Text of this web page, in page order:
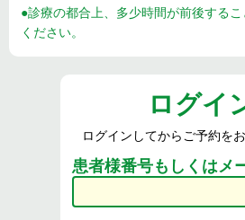
●診療の都合上、多少時間が前後する
ください。
ログイ
ログインしてからご予約を
患者様番号もしくはメ